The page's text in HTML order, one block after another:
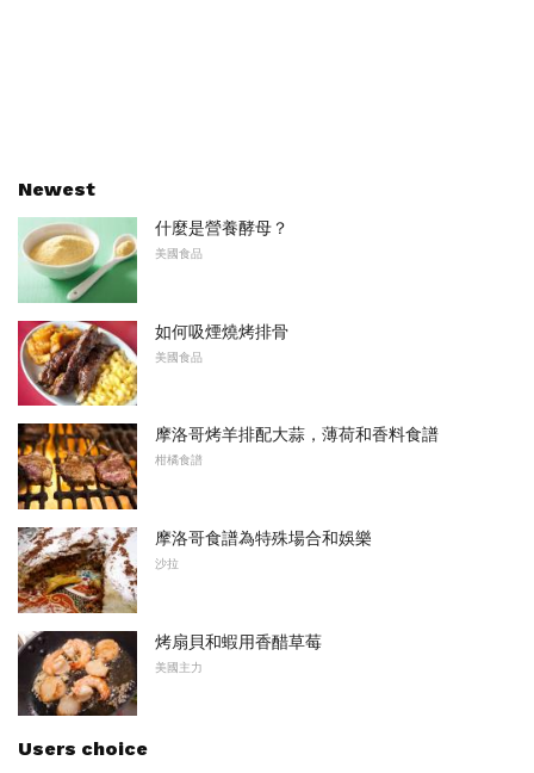
Newest
什麼是營養酵母？
美國食品
如何吸煙燒烤排骨
美國食品
摩洛哥烤羊排配大蒜，薄荷和香料食譜
柑橘食譜
摩洛哥食譜為特殊場合和娛樂
沙拉
烤扇貝和蝦用香醋草莓
美國主力
Users choice